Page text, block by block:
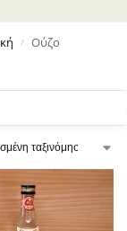
/ Ούζο